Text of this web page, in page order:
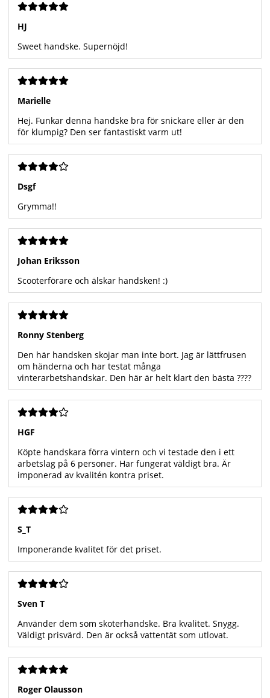
HJ
Sweet handske. Supernöjd!
Marielle
Hej. Funkar denna handske bra för snickare eller är den
för klumpig? Den ser fantastiskt varm ut!
Dsgf
Grymma!!
Johan Eriksson
Scooterförare och älskar handsken! :)
Ronny Stenberg
Den här handsken skojar man inte bort. Jag är lättfrusen
om händerna och har testat många
vinterarbetshandskar. Den här är helt klart den bästa ????
HGF
Köpte handskara förra vintern och vi testade den i ett
arbetslag på 6 personer. Har fungerat väldigt bra. Är
imponerad av kvalitén kontra priset.
S_T
Imponerande kvalitet för det priset.
Sven T
Använder dem som skoterhandske. Bra kvalitet. Snygg.
Väldigt prisvärd. Den är också vattentät som utlovat.
Roger Olausson